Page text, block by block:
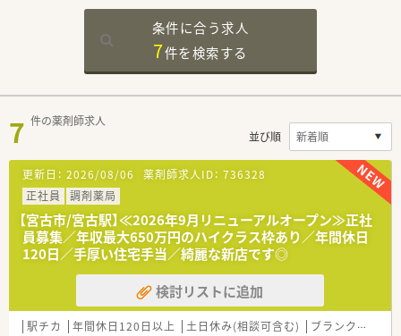
条件に合う求人
7件を検索する
7 件の薬剤師求人
並び順
更新日： 2026/08/06 薬剤師求人ID： 736328
正社員
調剤薬局
【宮古市/宮古駅】≪2026年9月リニューアルオープン≫正社
員募集／年収最大650万円のハイクラス枠あり／年間休日
120日／手厚い住宅手当／綺麗な新店です◎
検討リストに追加
駅チカ 年間休日120日以上 土日休み(相談可含む) ブランク可